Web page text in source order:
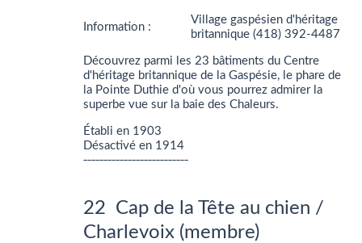
Information :
Village gaspésien d'héritage
britannique (418) 392-4487
Découvrez parmi les 23 bâtiments du Centre
d'héritage britannique de la Gaspésie, le phare de
la Pointe Duthie d'où vous pourrez admirer la
superbe vue sur la baie des Chaleurs.
Établi en 1903
Désactivé en 1914
22 Cap de la Tête au chien /
Charlevoix (membre)